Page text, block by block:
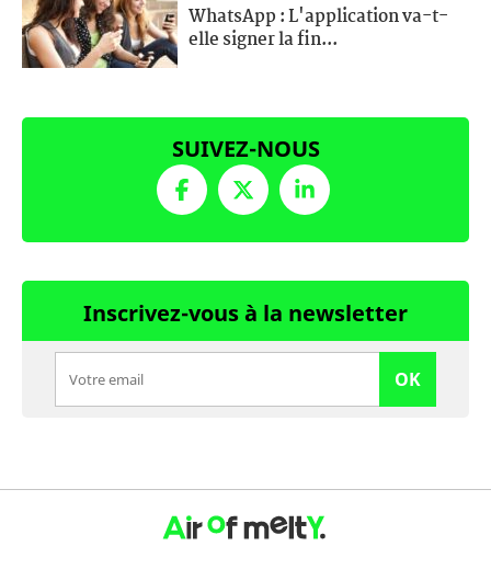
WhatsApp : L'application va-t-
elle signer la fin...
SUIVEZ-NOUS
Inscrivez-vous à la newsletter
OK